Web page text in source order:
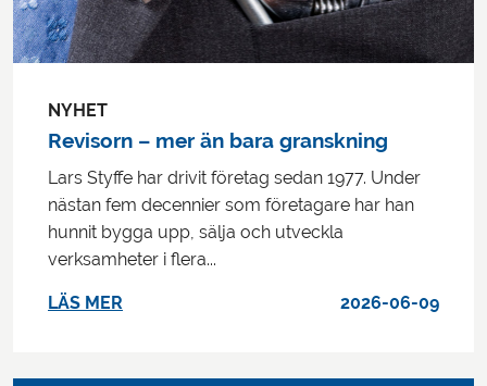
NYHET
Revisorn – mer än bara granskning
Lars Styffe har drivit företag sedan 1977. Under
nästan fem decennier som företagare har han
hunnit bygga upp, sälja och utveckla
verksamheter i flera...
LÄS MER 2026-06-09